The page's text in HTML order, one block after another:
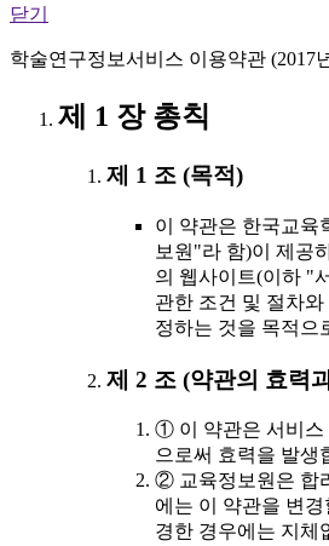
닫기
학술연구정보서비스 이용약관 (2017
제 1 장 총칙
제 1 조 (목적)
이 약관은 한국교육
보원"라 함)이 제공
의 웹사이트(이하 "
관한 조건 및 절차
정하는 것을 목적으
제 2 조 (약관의 효력
① 이 약관은 서비스
으로써 효력을 발생
② 교육정보원은 합
에는 이 약관을 변
경한 경우에는 지체